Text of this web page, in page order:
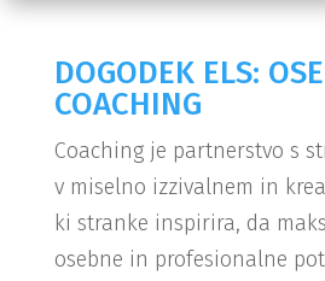
DOGODEK ELS:
COACHING
Coaching je partnerstvo s
v miselno izzivalnem in
ki stranke inspirira, da
osebne in profesionalne